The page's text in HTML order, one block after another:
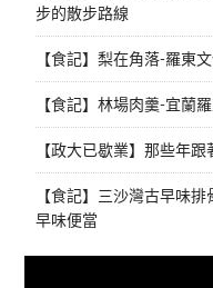
步的散步路線
【食記】梨在角落-羅東
【食記】林場肉羹-宜蘭
【政大已歇業】那些年
【食記】三沙灣古早味
早味便當